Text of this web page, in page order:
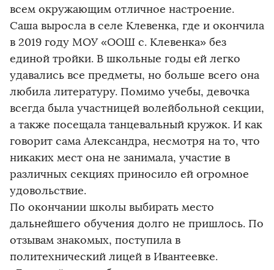
всем окружающим отличное настроение.
Саша выросла в селе Клевенка, где и окончила
в 2019 году МОУ «ООШ с. Клевенка» без
единой тройки. В школьные годы ей легко
удавались все предметы, но больше всего она
любила литературу. Помимо учебы, девочка
всегда была участницей волейбольной секции,
а также посещала танцевальный кружок. И как
говорит сама Александра, несмотря на то, что
никаких мест она не занимала, участие в
различных секциях приносило ей огромное
удовольствие.
По окончании школы выбирать место
дальнейшего обучения долго не пришлось. По
отзывам знакомых, поступила в
политехнический лицей в Ивантеевке.